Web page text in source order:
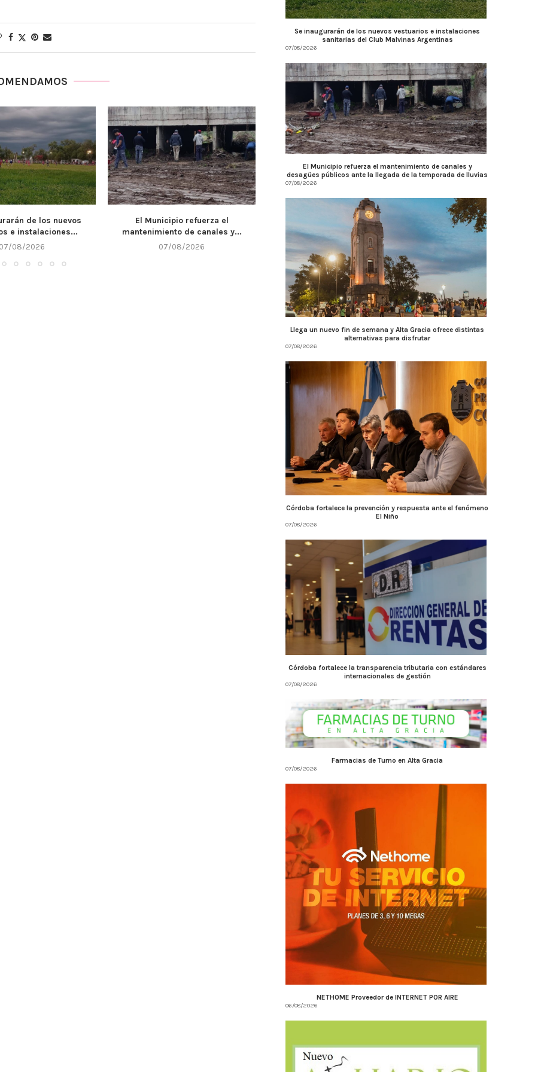
refuerza el
de canales y...
07/08/2026
Llega un nuevo fin de semana y
Alta...
07/08/2026
Córdoba fortalece la prevención y
respuesta ante el...
07/08/2026
Córdoba fortalece la
tributaria con
Se inaugurarán de los nuevos vestuarios e instalaciones
sanitarias del Club Malvinas Argentinas
07/08/2026
El Municipio refuerza el mantenimiento de canales y
desagües públicos ante la llegada de la temporada de lluvias
07/08/2026
Llega un nuevo fin de semana y Alta Gracia ofrece distintas
alternativas para disfrutar
07/08/2026
Córdoba fortalece la prevención y respuesta ante el fenómeno
El Niño
07/08/2026
Córdoba fortalece la transparencia tributaria con estándares
internacionales de gestión
07/08/2026
Farmacias de Turno en Alta Gracia
07/08/2026
NETHOME Proveedor de INTERNET POR AIRE
06/08/2026